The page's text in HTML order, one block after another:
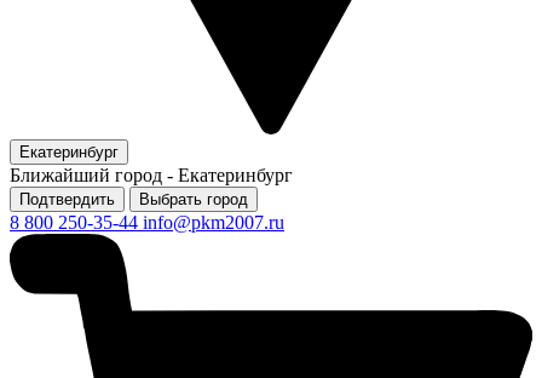
Екатеринбург
Ближайший город - Екатеринбург
Подтвердить Выбрать город
8 800 250-35-44 info@pkm2007.ru